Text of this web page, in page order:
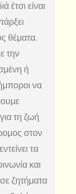
έτσι είναι
θέματα.
την
ή
να
τη ζωή
στον
τα
και
ζητήματα